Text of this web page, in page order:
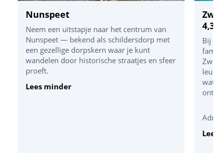
Nunspeet
Neem een uitstapje naar het centrum van
Nunspeet — bekend als schildersdorp met
een gezellige dorpskern waar je kunt
wandelen door historische straatjes en sfeer
proeft.
Lees minder
4,3
Bij
leuk!